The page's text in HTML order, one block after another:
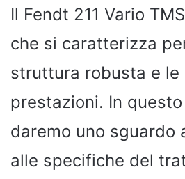
Il Fendt 211 Vario
che si caratterizza
struttura robusta e le
prestazioni. In
daremo uno sguardo
alle specifiche del